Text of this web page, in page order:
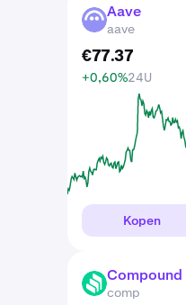
AAVE Aave
aave
€77.37
+0,60%24U
Kopen
COMP Compound
comp